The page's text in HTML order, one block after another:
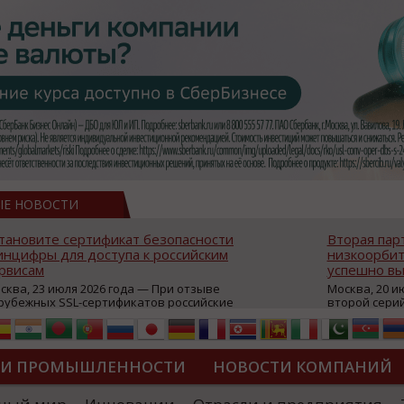
НОВОСТИ
сертификат безопасности
для доступа к российским
23 июля 2026 года — При отзыве
SSL-сертификатов российские
могут некорректно открываться в
браузерах (Google Chrome,
Edge и др.), а соединение с сервисами
ресурсы уже сообщили о
недоступности и ошибках при
из-за отзывов сертификатов
Вторая
успешно
Москва, 20
второй
аппаратов,
масштабной
интернет с
из
«Экономика
ПРОМЫШЛЕННОСТИ НОВОСТИ КОМПАНИЙ